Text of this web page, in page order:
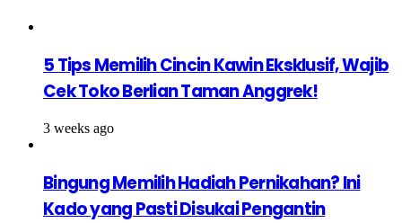
5 Tips Memilih Cincin Kawin Eksklusif, Wajib
Cek Toko Berlian Taman Anggrek!
3 weeks ago
Bingung Memilih Hadiah Pernikahan? Ini
Kado yang Pasti Disukai Pengantin